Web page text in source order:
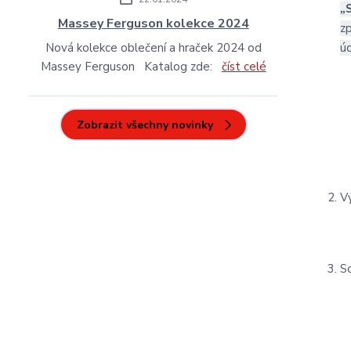
Massey Ferguson kolekce 2024
Nová kolekce oblečení a hraček 2024 od
Massey Ferguson Katalog zde: číst celé
Zobrazit všechny novinky